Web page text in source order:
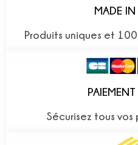
MADE
Produits uniques et
Sécurisez tous